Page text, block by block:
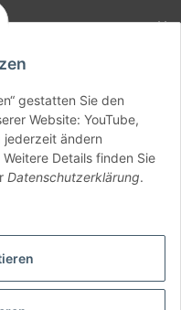
gestatten Sie den
Website: YouTube,
jederzeit ändern
Details finden Sie
Datenschutzerklärung.
( B2B Shop )